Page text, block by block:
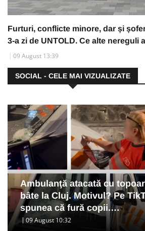
Furturi, conflicte minore, dar și
3-a zi de UNTOLD. Ce alte nereguli
09 August 13:39
SOCIAL - CELE MAI VIZUALIZATE
Ambulanţă atacată cu
bâte la Cluj. Motivul? Pe
spunea că fură copii.…
09 August 10:32